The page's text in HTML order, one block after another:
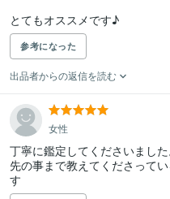
とてもオススメです♪
参考になった
出品者からの返信を読む
女性
丁寧に鑑定してくださいました
先の事まで教えてくださって
す